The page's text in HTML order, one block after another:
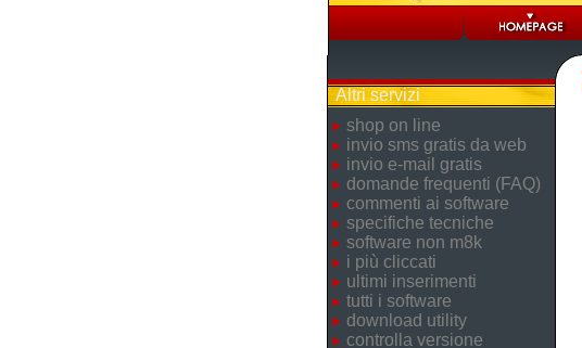
Altri servizi
shop on line
invio sms gratis da web
invio e-mail gratis
domande frequenti (FAQ)
commenti ai software
specifiche tecniche
software non m8k
i più cliccati
ultimi inserimenti
tutti i software
download utility
controlla versione